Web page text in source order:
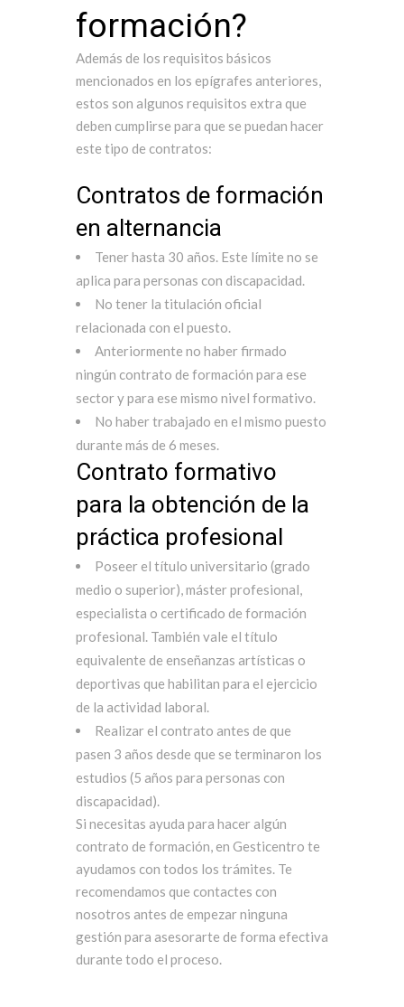
formación?
Además de los requisitos básicos
mencionados en los epígrafes anteriores,
estos son algunos requisitos extra que
deben cumplirse para que se puedan hacer
este tipo de contratos:
Contratos de formación
en alternancia
Tener hasta 30 años. Este límite no se
aplica para personas con discapacidad.
No tener la titulación oficial
relacionada con el puesto.
Anteriormente no haber firmado
ningún contrato de formación para ese
sector y para ese mismo nivel formativo.
No haber trabajado en el mismo puesto
durante más de 6 meses.
Contrato formativo
para la obtención de la
práctica profesional
Poseer el título universitario (grado
medio o superior), máster profesional,
especialista o certificado de formación
profesional. También vale el título
equivalente de enseñanzas artísticas o
deportivas que habilitan para el ejercicio
de la actividad laboral.
Realizar el contrato antes de que
pasen 3 años desde que se terminaron los
estudios (5 años para personas con
discapacidad).
Si necesitas ayuda para hacer algún
contrato de formación, en Gesticentro te
ayudamos con todos los trámites. Te
recomendamos que contactes con
nosotros antes de empezar ninguna
gestión para asesorarte de forma efectiva
durante todo el proceso.